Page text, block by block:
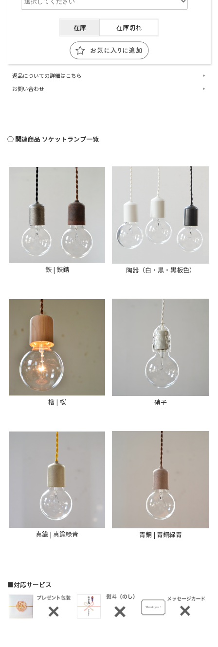
在庫 在庫切れ
返品についての詳細はこちら
お問い合わせ
◯ 関連商品 ソケットランプ一覧
鉄 | 鉄錆 陶器（白・黒・黒板色）
檜 | 桜 硝子
真鍮 | 真鍮緑青 青銅 | 青銅緑青
■対応サービス